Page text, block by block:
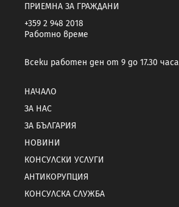
ПРИЕМНА ЗА ГРАЖДАНИ
+359 2 948 2018
Работно време
Всеки работен ден от 9 до 17.30 часа
НАЧАЛО
ЗА НАС
ЗА БЪЛГАРИЯ
НОВИНИ
КОНСУЛСКИ УСЛУГИ
АНТИКОРУПЦИЯ
КОНСУЛСКА СЛУЖБА